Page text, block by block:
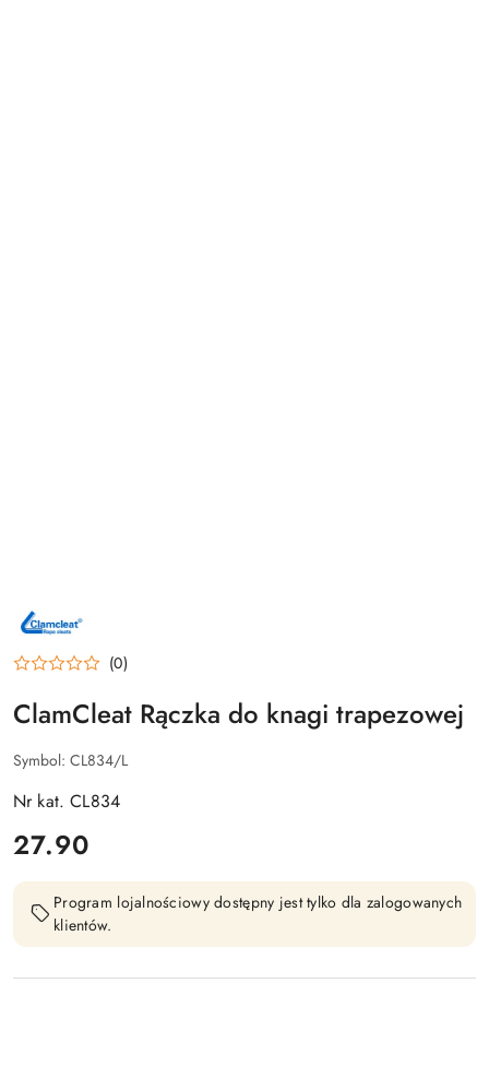
NAZWA
PRODUCENTA:
(0)
ClamCleat Rączka do knagi trapezowej
Symbol: CL834/L
Nr kat. CL834
cena:
27.90
Program lojalnościowy dostępny jest tylko dla zalogowanych
klientów.